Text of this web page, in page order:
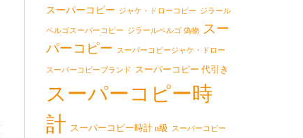
スーパーコピー ジャケ・ドローコピー ジラール
ペルゴスーパーコピー ジラールペルゴ 偽物 スー
パーコピー スーパーコピージャケ・ドロー
スーパーコピーブランド スーパーコピー 代引き
スーパーコピー時
計 スーパーコピー時計 n級 スーパーコピー